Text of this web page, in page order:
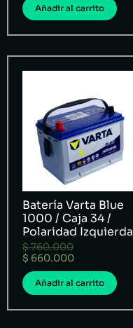
Añadir al carrito
Batería Varta Blue
1000 / Caja 34 /
Polaridad Izquierda
$760.000
$ 660.000
Añadir al carrito